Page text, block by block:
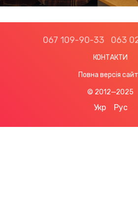
067 109-90-33 063
КОНТАКТИ
Повна версія
© 2012—2025
Укр Рус